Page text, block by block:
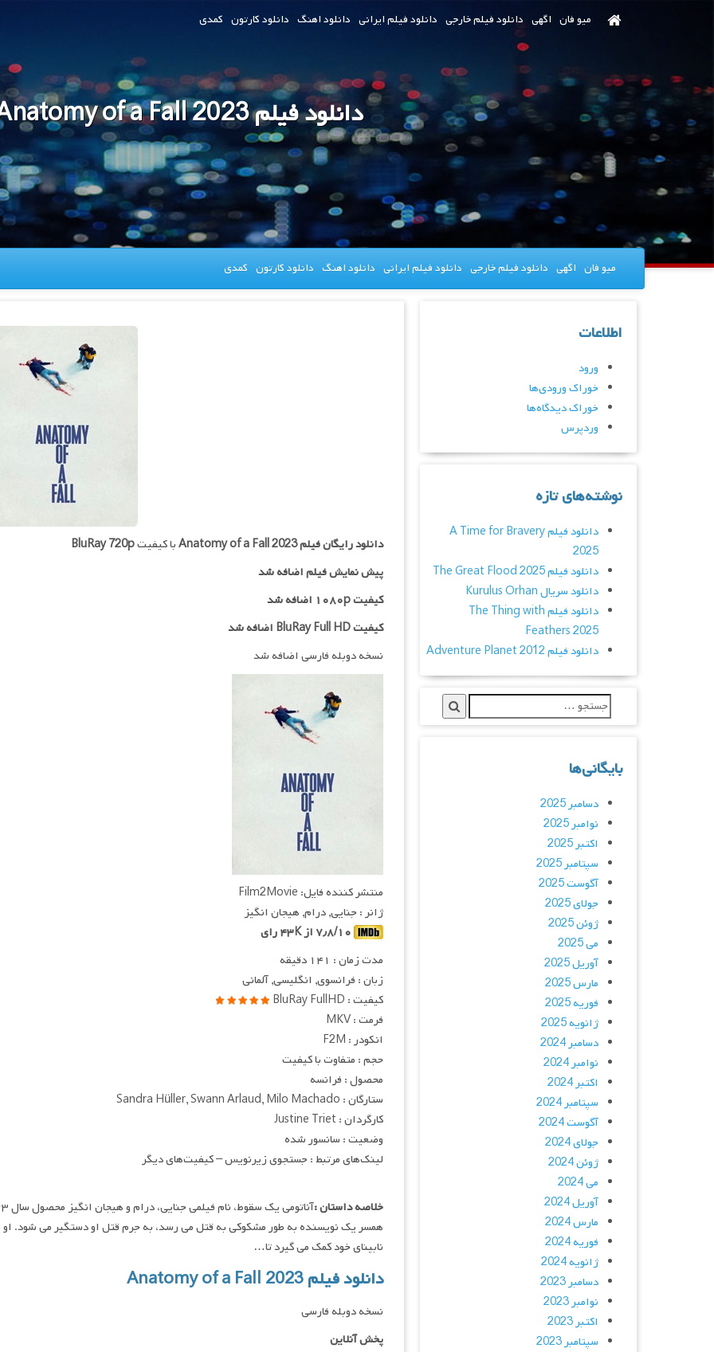
میو فان اگهی دانلود فیلم خارجی دانلود فیلم ایرانی دانلود اهنگ دانلود کارتون کمدی
دانلود فیلم Anatomy of a Fall 2023
میو فان اگهی دانلود فیلم خارجی دانلود فیلم ایرانی دانلود اهنگ دانلود کارتون کمدی
دانلود رایگان فیلمAnatomy of a Fall 2023با کیفیتBluRay 720p
پیش نمایش فیلم اضافه شد
کیفیت ۱۰۸۰p اضافه شد
کیفیت BluRay Full HD اضافه شد
نسخه دوبله فارسی اضافه شد
منتشر کننده فایل: Film2Movie
ژانر : جنایی, درام, هیجان انگیز
مدت زمان : ۱۴۱ دقیقه
زبان : فرانسوی, انگلیسی, آلمانی
کیفیت : BluRay FullHD
فرمت : MKV
انکودر : F2M
حجم : متفاوت با کیفیت
محصول : فرانسه
ستارگان : Sandra Hüller, Swann Arlaud, Milo Machado
کارگردان : Justine Triet
وضعیت : سانسور شده
لینک‌های مرتبط : جستجوی زیرنویس – کیفیت‌های دیگر
خلاصه داستان :
همسر یک نویسنده به طور مشکوکی به قتل می رسد، به جرم قتل او دستگیر می شود. او
نابینای خود کمک می گیرد تا…
دانلود فیلم Anatomy of a Fall 2023
نسخه دوبله فارسی
پخش آنلاین
اطلاعات
ورود
خوراک ورودی‌ها
خوراک دیدگاه‌ها
وردپرس
نوشته‌های تازه
دانلود فیلم A Time for Bravery
2025
دانلود فیلم The Great Flood 2025
دانلود سریال Kurulus Orhan
دانلود فیلم The Thing with
Feathers 2025
دانلود فیلم Adventure Planet 2012
بایگانی‌ها
دسامبر 2025
نوامبر 2025
اکتبر 2025
سپتامبر 2025
آگوست 2025
جولای 2025
ژوئن 2025
می 2025
آوریل 2025
مارس 2025
فوریه 2025
ژانویه 2025
دسامبر 2024
نوامبر 2024
اکتبر 2024
سپتامبر 2024
آگوست 2024
جولای 2024
ژوئن 2024
می 2024
آوریل 2024
مارس 2024
فوریه 2024
ژانویه 2024
دسامبر 2023
نوامبر 2023
اکتبر 2023
سپتامبر 2023